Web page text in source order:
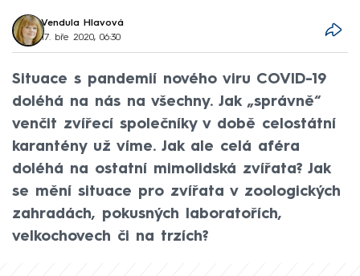
Vendula Hlavová
17. bře 2020, 06:30
Situace s pandemií nového viru COVID-19
doléhá na nás na všechny. Jak „správně“
venčit zvířecí společníky v době celostátní
karantény už víme. Jak ale celá aféra
doléhá na ostatní mimolidská zvířata? Jak
se mění situace pro zvířata v zoologických
zahradách, pokusných laboratořích,
velkochovech či na trzích?